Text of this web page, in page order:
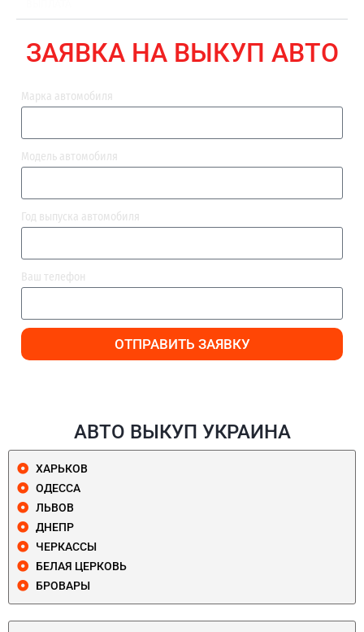
ЗАЯВКА НА ВЫКУП АВТО
Марка автомобиля
Модель автомобиля
Год выпуска автомобиля
Ваш телефон
ОТПРАВИТЬ ЗАЯВКУ
АВТО ВЫКУП УКРАИНА
ХАРЬКОВ
ОДЕССА
ЛЬВОВ
ДНЕПР
ЧЕРКАССЫ
БЕЛАЯ ЦЕРКОВЬ
БРОВАРЫ